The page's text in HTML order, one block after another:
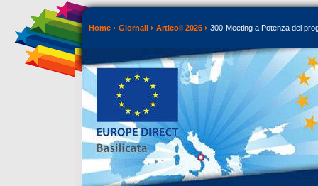
Home Giornali Articoli 2026 300-Meeting a Potenza del